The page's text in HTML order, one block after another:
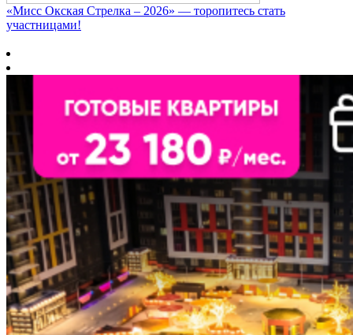
«Мисс Окская Стрелка – 2026» — торопитесь стать
участницами!